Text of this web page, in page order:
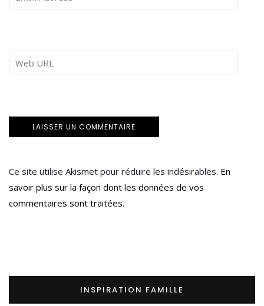
Ce site utilise Akismet pour réduire les indésirables. En
savoir plus sur la façon dont les données de vos
commentaires sont traitées.
INSPIRATION FAMILLE